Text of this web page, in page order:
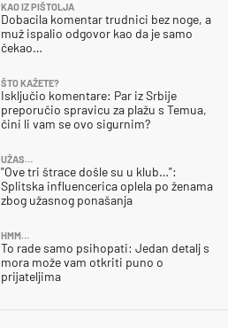
KAO IZ PIŠTOLJA
Dobacila komentar trudnici bez noge, a
muž ispalio odgovor kao da je samo
čekao…
ŠTO KAŽETE?
Isključio komentare: Par iz Srbije
preporučio spravicu za plažu s Temua,
čini li vam se ovo sigurnim?
UŽAS…
"Ove tri štrace došle su u klub…":
Splitska influencerica oplela po ženama
zbog užasnog ponašanja
HMM…
To rade samo psihopati: Jedan detalj s
mora može vam otkriti puno o
prijateljima